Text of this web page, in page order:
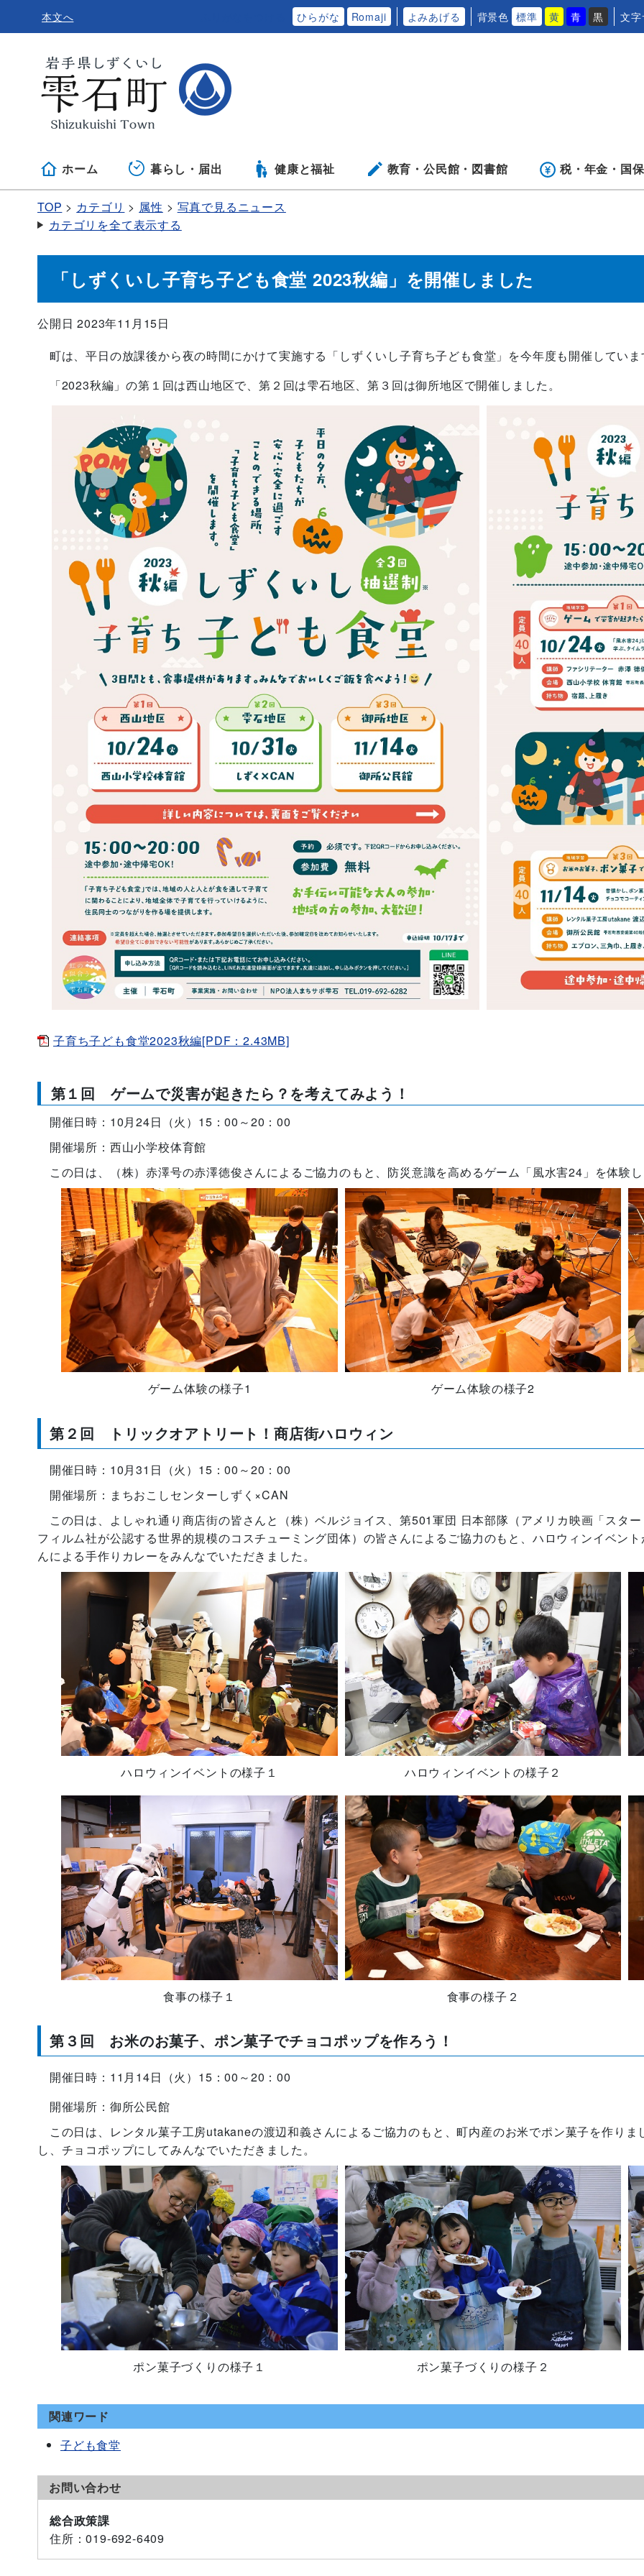
本文へ ひらがな Romaji よみあげる 背景色 標準 黄 青 黒 文
ホーム 暮らし・届出 健康と福祉 教育・公民館・ 図書館 税・年金・ 国保
TOP カテゴリ 属性
写真で見るニュース
カテゴリを全て表示する
「しずくいし子育ち子ども食堂 2023秋編」を開催しました
公開日 2023年11月15日
町は、平日の放課後から夜の時間にかけて実施する 「しずくいし子育ち子ども食堂」を今年度も開催してい
「2023秋編」の第１回は西山地区で、第２回は雫石地区、第３回は御所地区で開催しました。
子育ち子ども食堂2023秋編[PDF：2.43MB]
第１回 ゲームで災害が起きたら？を考えてみよう！
開催日時：10月24日（火）15：00～20：00
開催場所：西山小学校体育館
この日は、（株）赤澤号の赤澤徳俊さんによるご協力のもと、防災意識を高めるゲーム「風水害24」を体験
ゲーム体験の様子1 ゲーム体験の様子2
第２回 トリックオアトリート！商店街ハロウィン
開催日時：10月31日（火）15：00～20：00
開催場所：まちおこしセンターしずく×CAN
この日は、よしゃれ通り商店街の皆さんと（株）ベルジョイス、第501軍団 日本部隊（アメリカ映画「スタ
フィルム社が公認する世界的規模のコスチューミング団体）の皆さんによるご協力のもと、ハロウィンイベン
んによる手作りカレーをみんなでいただきました。
ハロウィンイベントの様子１ ハロウィンイベントの様子２
食事の様子１ 食事の様子２
第３回 お米のお菓子、ポン菓子でチョコポップを作ろう！
開催日時：11月14日（火）15：00～20：00
開催場所：御所公民館
この日は、レンタル菓子工房utakaneの渡辺和義さんによるご協力のもと、町内産のお米でポン菓子を作り
し、チョコポップにしてみんなでいただきました。
ポン菓子づくりの様子１ ポン菓子づくりの様子２
関連ワード
子ども食堂
お問い合わせ
総合政策課
住所 ：019-692-6409